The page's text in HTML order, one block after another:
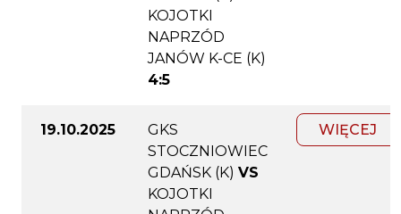
KOJOTKI
NAPRZÓD
JANÓW K-CE (K)
4:5
19.10.2025
GKS
STOCZNIOWIEC
GDAŃSK (K) VS
KOJOTKI
WIĘCEJ